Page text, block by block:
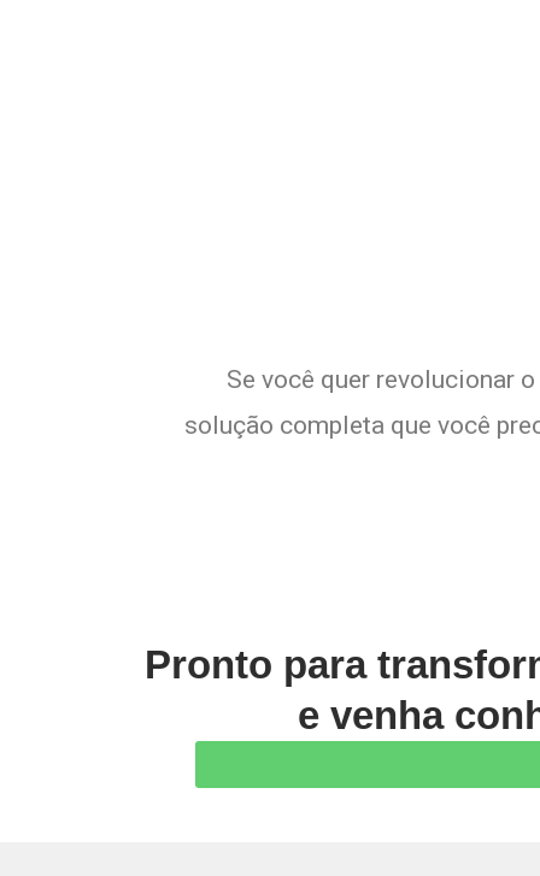
Se você quer revolucionar
solução completa que você
Pronto para
e venha